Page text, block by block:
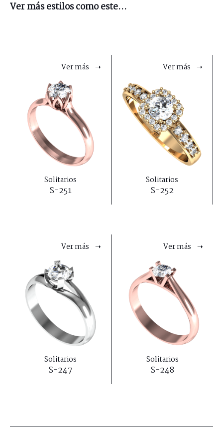
Ver más estilos como este...
Ver más ➝
Solitarios
S-251
Ver más ➝
Solitarios
S-252
Ver más ➝
Solitarios
S-247
Ver más ➝
Solitarios
S-248